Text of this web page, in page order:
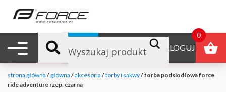
Nawigacja mobilna ZALOGUJ
B2B
strona główna / główna /akcesoria /torby i sakwy/ torba podsiodłowa force
ride adventure rzep, czarna
0